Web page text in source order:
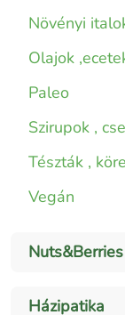
Növényi
Olajok
Paleo
Szirupok ,
Tészták ,
Vegán
Nuts&Berries
Házipatika